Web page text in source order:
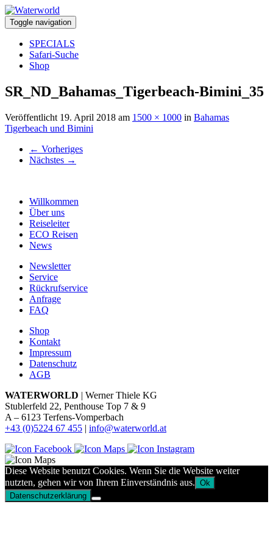
Toggle navigation
SPECIALS
Safari-Suche
Shop
SR_ND_Bahamas_Tigerbeach-Bimini_35
Veröffentlicht 19. April 2018 am 1500 × 1000 in Bahamas
Tigerbeach und Bimini
← Vorheriges
Nächstes →
Willkommen
Über uns
Reiseleiter
ECO Reisen
News
Newsletter
Service
Rückrufservice
Anfrage
FAQ
Shop
Kontakt
Impressum
Datenschutz
AGB
WATERWORLD | Werner Thiele KG
Stublerfeld 22, Penthouse Top 7 & 9
A – 6123 Terfens-Vomperbach
+43 (0)5224 67 455 | info@waterworld.at
Diese Website benutzt Cookies. Wenn Sie die Website weiter
nutzten, gehen wir von Ihrem Einverständnis aus. Ok
Datenschutzerklärung